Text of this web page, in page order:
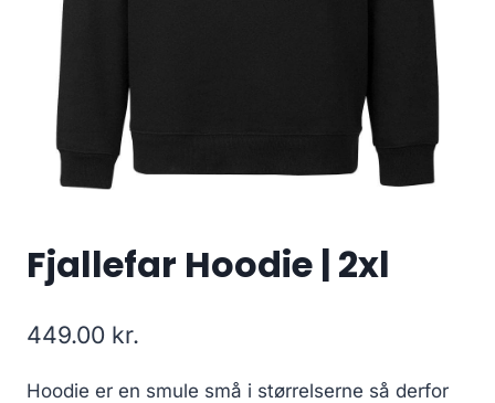
Fjallefar Hoodie | 2xl
449.00 kr.
Hoodie er en smule små i størrelserne så derfor